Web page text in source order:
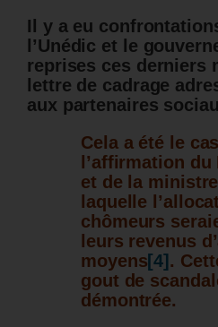
Il y a eu
l’Unédic et le
reprises ces derniers
lettre de cadrage
aux partenaires
Cela a été le
l’affirmation
et de la
laquelle
chômeurs
leurs revenus
moyens[4] .
gout de
démontrée.